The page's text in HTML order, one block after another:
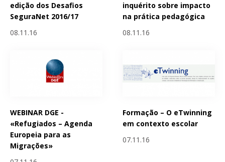
edição dos Desafios
SeguraNet 2016/17
08.11.16
inquérito sobre impacto
na prática pedagógica
08.11.16
WEBINAR DGE -
«Refugiados – Agenda
Europeia para as
Migrações»
Formação – O eTwinning
em contexto escolar
07.11.16